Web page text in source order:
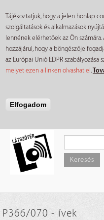
Tájékoztatjuk, hogy a jelen honlap
szolgáltatások és alkalmazások
lennének elérhetőek az Ön
hozzájárul, hogy a böngészője
az Európai Unió EDPR szabályozása
melyet ezen a linken olvashat el.
Elfogadom
tartalomra
Keresés
P366/070 - ívek